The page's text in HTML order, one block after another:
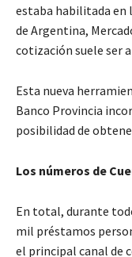
estaba habilitada
de Argentina,
cotización suele ser
Esta nueva
Banco Provincia
posibilidad de
Los números de
En total, durante
mil préstamos
el principal canal de